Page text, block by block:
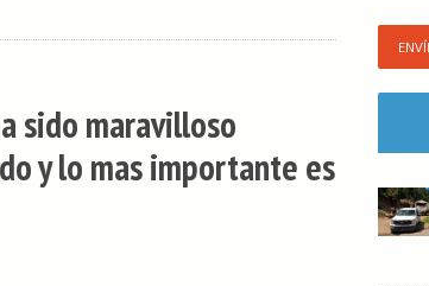
sido maravilloso
y lo mas importante es